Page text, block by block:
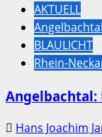
AKTUELL
Angelbachtal
BLAULICHT
Rhein-
Angelbachtal:
Hans Joachim